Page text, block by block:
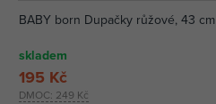
BABY born Dupačky růžové, 43 cm
skladem
DMOC: 249 Kč
195 Kč